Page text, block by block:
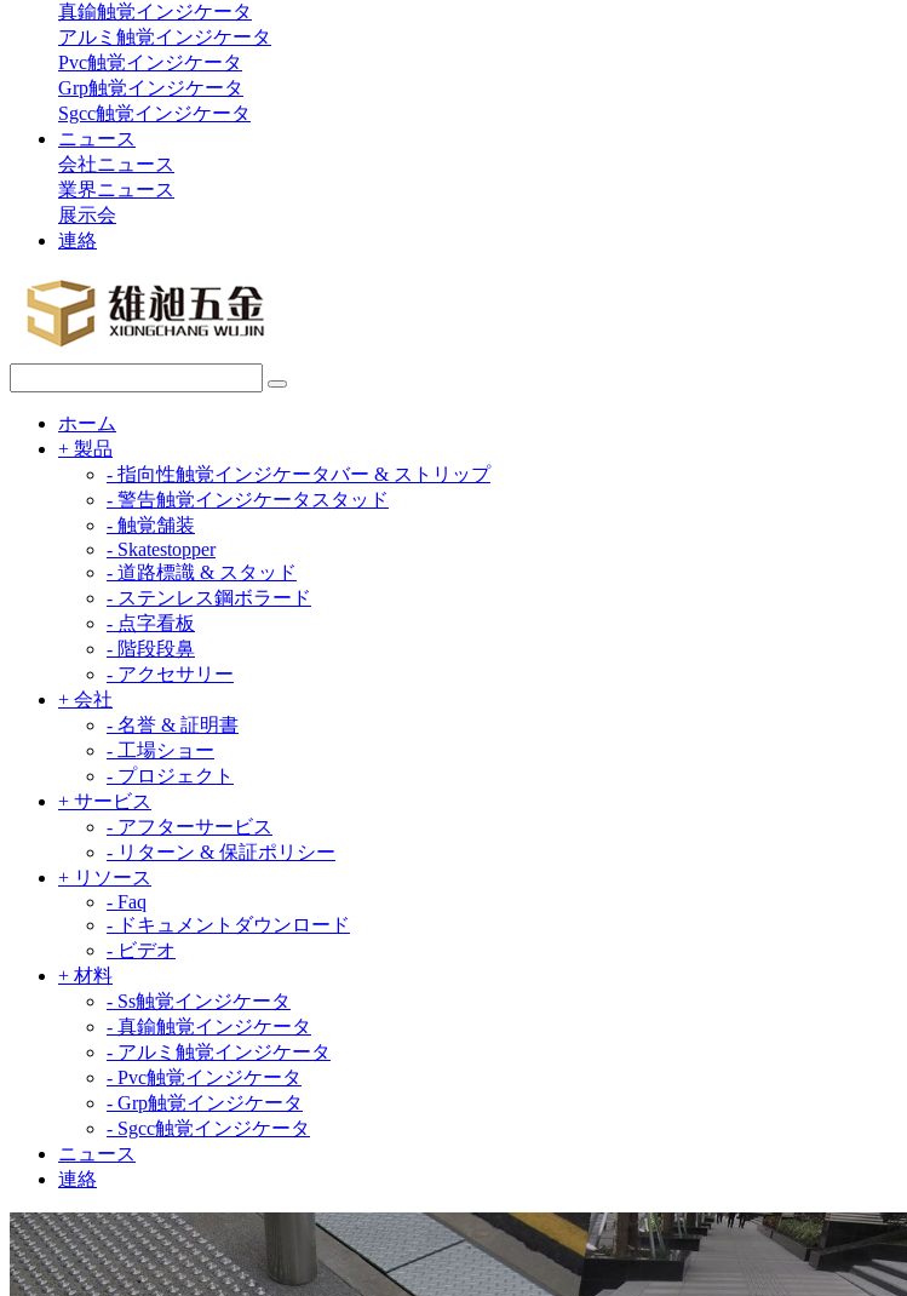
真鍮触覚インジケータ
アルミ触覚インジケータ
Pvc触覚インジケータ
Grp触覚インジケータ
Sgcc触覚インジケータ
ニュース
会社ニュース
業界ニュース
展示会
連絡
ホーム
+ 製品
- 指向性触覚インジケータバー & ストリップ
- 警告触覚インジケータスタッド
- 触覚舗装
- Skatestopper
- 道路標識 & スタッド
- ステンレス鋼ボラード
- 点字看板
- 階段段鼻
- アクセサリー
+ 会社
- 名誉 & 証明書
- 工場ショー
- プロジェクト
+ サービス
- アフターサービス
- リターン & 保証ポリシー
+ リソース
- Faq
- ドキュメントダウンロード
- ビデオ
+ 材料
- Ss触覚インジケータ
- 真鍮触覚インジケータ
- アルミ触覚インジケータ
- Pvc触覚インジケータ
- Grp触覚インジケータ
- Sgcc触覚インジケータ
ニュース
連絡